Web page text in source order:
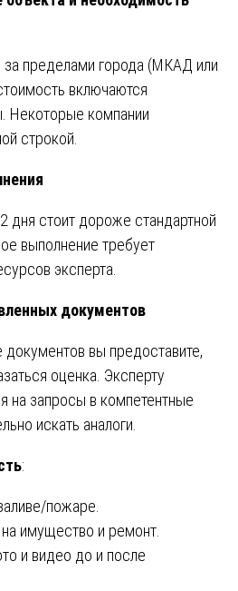
за пределами города (МКАД или
включаются
Некоторые компании
строкой.
дня стоит дороже стандартной
выполнение требует
эксперта.
документов
вы предоставите,
оценка. Эксперту
на запросы в компетентные
искать аналоги.
:
пожаре.
имущество и ремонт.
и видео до и после